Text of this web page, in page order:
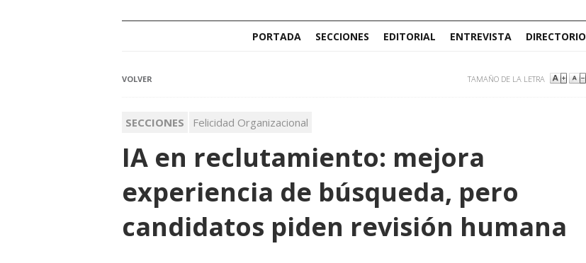
PORTADA SECCIONES EDITORIAL ENTREVISTA DIRECTORIO
VOLVER TAMAÑO DE LA LETRA
SECCIONES Felicidad Organizacional
IA en reclutamiento: mejora
experiencia de búsqueda, pero
candidatos piden revisión humana